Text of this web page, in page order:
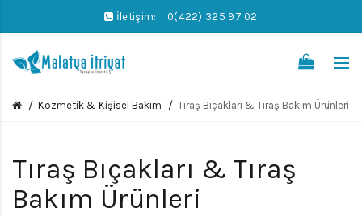
İletişim: 0(422) 325 97 02
Kozmetik & Kişisel Bakım Tıraş Bıçakları & Tıraş Bakım Ürünleri
Tıraş Bıçakları & Tıraş
Bakım Ürünleri